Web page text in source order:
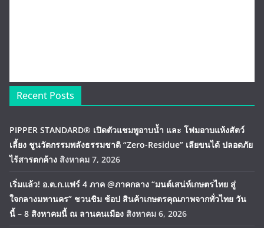
Recent Posts
PIPPER STANDARD® เปิดตัวแชมพูอาบน้ำ และ โฟมอาบแห้งสัตว์
เลี้ยง ชูนวัตกรรมพลังธรรมชาติ “Zero-Residue” เลียขนได้ ปลอดภัย
ไร้สารตกค้าง สิงหาคม 7, 2026
เริ่มแล้ว! อ.ต.ก.แฟร์ 4 ภาค @ภาคกลาง “มนต์เสน่ห์เกษตรไทย สู่
ใจกลางมหานคร” ชวนชิม ช้อป สินค้าเกษตรคุณภาพจากทั่วไทย วัน
นี้ – 8 สิงหาคมนี้ ณ ลานคนเมือง สิงหาคม 6, 2026